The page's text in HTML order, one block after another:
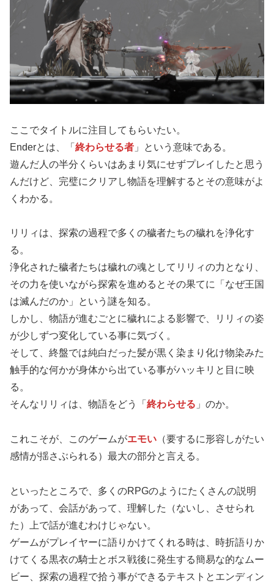
ここでタイトルに注目してもらいたい。
Enderとは、「 終わらせる者 」という意味である。
遊んだ人の半分くらいはあまり気にせずプレイしたと思う
んだけど、完璧にクリアし物語を理解するとその意味がよ
くわかる。
リリィは、探索の過程で多くの穢者たちの穢れを浄化す
る。
浄化された穢者たちは穢れの魂としてリリィの力となり、
その力を使いながら探索を進めるとその果てに「なぜ王国
は滅んだのか」という謎を知る。
しかし、物語が進むごとに穢れによる影響で、リリィの姿
が少しずつ変化している事に気づく。
そして、終盤では純白だった髪が黒く染まり化け物染みた
触手的な何かが身体から出ている事がハッキリと目に映
る。
そんなリリィは、物語をどう「 終わらせる 」のか。
これこそが、このゲームがエモい （要するに形容しがたい
感情が揺さぶられる）最大の部分と言える。
といったところで、多くのRPGのようにたくさんの説明
があって、会話があって、理解した（ないし、させられ
た）上で話が進むわけじゃない。
ゲームがプレイヤーに語りかけてくれる時は、時折語りか
けてくる黒衣の騎士とボス戦後に発生する簡易な的なムー
ビー、探索の過程で拾う事ができるテキストとエンディン